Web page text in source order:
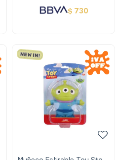
$ 730